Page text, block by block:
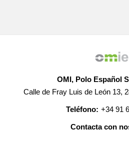
OMI, Polo Español
Calle de Fray Luis de León 13,
Teléfono: +34 91
Contacta con